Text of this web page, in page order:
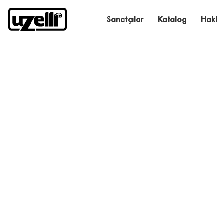
Sanatçılar Katalog